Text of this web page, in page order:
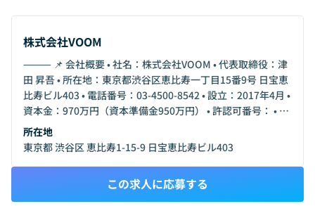
株式会社VOOM
⸻ 📌 会社概要 • 社名：株式会社VOOM • 代表取締役：津
田 昇吾 • 所在地：東京都渋谷区恵比寿一丁目15番9号 日宝恵
比寿ビル403 • 電話番号：03-4500-8542 • 設立：2017年4月 •
資本金：970万円（資本準備金950万円） • 許認可番号： • 一
般労働者派遣（厚生労働大臣許可番号 派 13-315133） • 有料
職業紹介（厚生労働大臣許可番号 13-ユ-312681） • 公式サイ
ト：https://voom0707.com ￼ ⸻ 💼 主な事業内容 VOOM
ング： • エンジニア これらのサービスを通じて、企業のニー
所在地
東京都 渋谷区 恵比寿1-15-9 日宝恵比寿ビル403
この求人に応募する